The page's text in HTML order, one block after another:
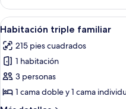
cuádruple
familiar
Abrir
todas
las
fotos
de
Habitación
triple
2
Habitación triple familiar
215 pies cuadrados
1 habitación
3 personas
1 cama doble y 1 cama